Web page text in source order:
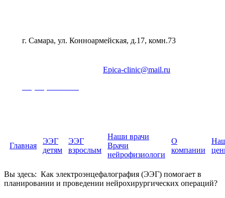
г. Самара, ул. Конноармейская, д.17, комн.73
Epica-clinic@mail.ru
Главная
ЭЭГ
детям
ЭЭГ
взрослым
Наши врачи
Врачи
нейрофизиологи
О
компании
Вы здесь: Как электроэнцефалография (ЭЭГ) помогает в
планировании и проведении нейрохирургических операций?